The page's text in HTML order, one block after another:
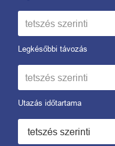
Legkésőbbi távozás
Utazás időtartama